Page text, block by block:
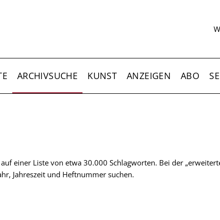
ARCHIVSUCHE KUNST ANZEIGEN ABO
einer Liste von etwa 30.000 Schlagworten. Bei der
Jahreszeit und Heftnummer suchen.